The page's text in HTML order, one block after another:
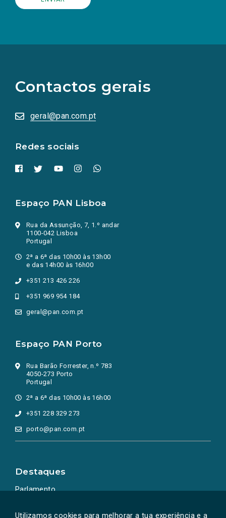
Utilizamos cookies para melhorar a tua experiência e a
Contactos gerais
geral@pan.com.pt
Redes sociais
redes
sociais
numa
nova
Espaço PAN Lisboa
Rua da Assunção, 7, 1.º andar
1100-042 Lisboa
Portugal
2ª a 6ª das 10h00 às 13h00
e das 14h00 às 16h00
+351 213 426 226
+351 969 954 184
geral@pan.com.pt
Espaço PAN Porto
Rua Barão Forrester, n.º 783
4050-273 Porto
Portugal
2ª a 6ª das 10h00 às 16h00
+351 228 329 273
porto@pan.com.pt
Destaques
Parlamento